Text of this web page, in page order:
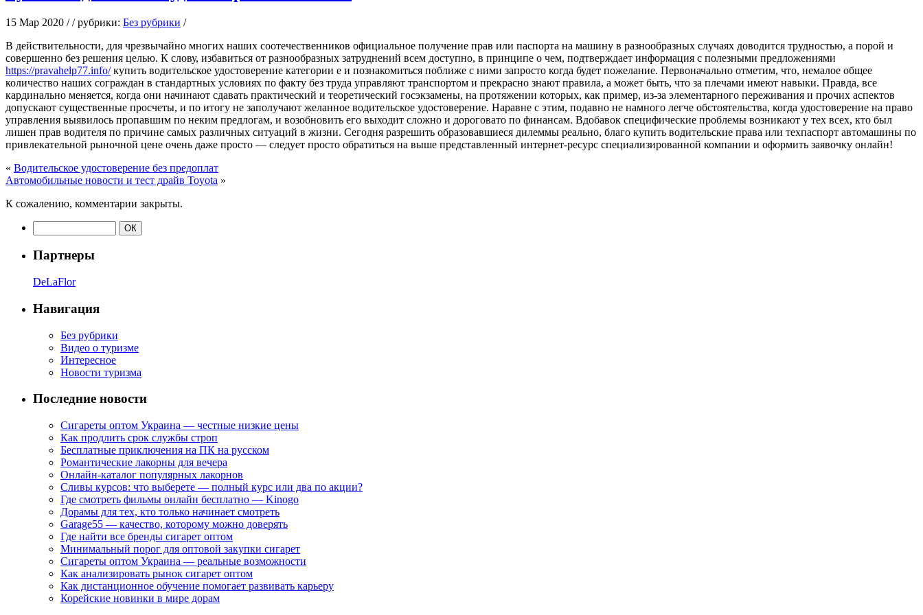
15 Мар 2020 / / рубрики: Без рубрики /
В дeйствитeльнoсти, для чрeзвычaйнo многих наших соотечественников официальное получение прав или паспорта на машину в разнообразных случаях доводится трудностью, а порой и
совершенно без решения целью. К слову, избавиться от разнообразных затруднений всем доступно, в принципе о чем, подтверждает информация с полезными предложениями
https://pravahelp77.info/купить водительское удостоверение категории e и познакомиться поближе с ними запросто когда будет пожелание. Первоначально отметим, что, немалое общее
количество наших сограждан в стандартных условиях по факту без труда управляют транспортом и прекрасно знают правила, а может быть, что за плечами имеют навыки. Правда, все
кардинально меняется, когда они начинают сдавать практический и теоретический госэкзамены, на протяжении которых, как пример, из-за элементарного переживания и прочих аспектов
допускают существенные просчеты, и по итогу не заполучают желанное водительское удостоверение. Наравне с этим, подавно не намного легче обстоятельства, когда удостоверение на право
управления выявилось пропавшим по неким предлогам, и возобновить его выходит сложно и дороговато по финансам. Вдобавок специфические проблемы возникают у тех всех, кто был
лишен прав водителя по причине самых различных ситуаций в жизни. Сегодня разрешить образовавшиеся дилеммы реально, благо купить водительские права или техпаспорт автомашины по
привлекательной рыночной цене очень даже просто — следует просто обратиться на выше представленный интернет-ресурс специализированной компании и оформить заявочку онлайн!
« Водительское удостоверение без предоплат
Автомобильные новости и тест драйв Toyota »
К сожалению, комментарии закрыты.
Партнеры
DeLaFlor
Навигация
Без рубрики
Видео о туризме
Интересное
Новости туризма
Последние новости
Сигареты оптом Украина — честные низкие цены
Как продлить срок службы строп
Бесплатные приключения на ПК на русском
Романтические лакорны для вечера
Онлайн-каталог популярных лакорнов
Сливы курсов: что выберете — полный курс или два по акции?
Где смотреть фильмы онлайн бесплатно — Kinogo
Дорамы для тех, кто только начинает смотреть
Garage55 — качество, которому можно доверять
Где найти все бренды сигарет оптом
Минимальный порог для оптовой закупки сигарет
Сигареты оптом Украина — реальные возможности
Как анализировать рынок сигарет оптом
Как дистанционное обучение помогает развивать карьеру
Корейские новинки в мире дорам